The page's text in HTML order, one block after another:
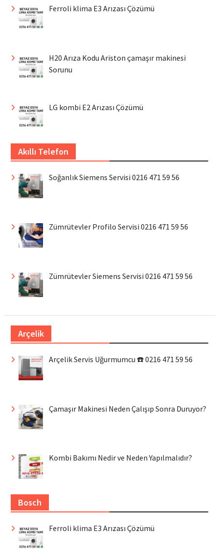
Ferroli klima E3 Arızası Çözümü
H20 Arıza Kodu Ariston çamaşır makinesi
Sorunu
LG kombi E2 Arızası Çözümü
Akıllı Telefon
Soğanlık Siemens Servisi 0216 471 59 56
Zümrütevler Profilo Servisi 0216 471 59 56
Zümrütevler Siemens Servisi 0216 471 59 56
Arçelik
Arçelik Servis Uğurmumcu ☎️ 0216 471 59 56
Çamaşır Makinesi Neden Çalışıp Sonra Duruyor?
Kombi Bakımı Nedir ve Neden Yapılmalıdır?
Bosch
Ferroli klima E3 Arızası Çözümü